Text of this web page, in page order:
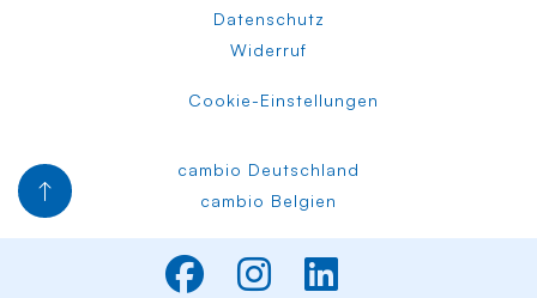
Datenschutz
Widerruf
Cookie-Einstellungen
cambio Deutschland
cambio Belgien